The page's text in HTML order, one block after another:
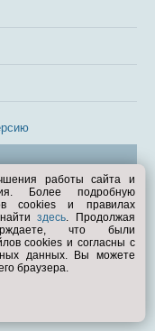
работы сайта и
Более подробную
cookies и правилах
найтиздесь. Продолжая
что были
cookies и согласны с
данных. Вы можете
браузера.